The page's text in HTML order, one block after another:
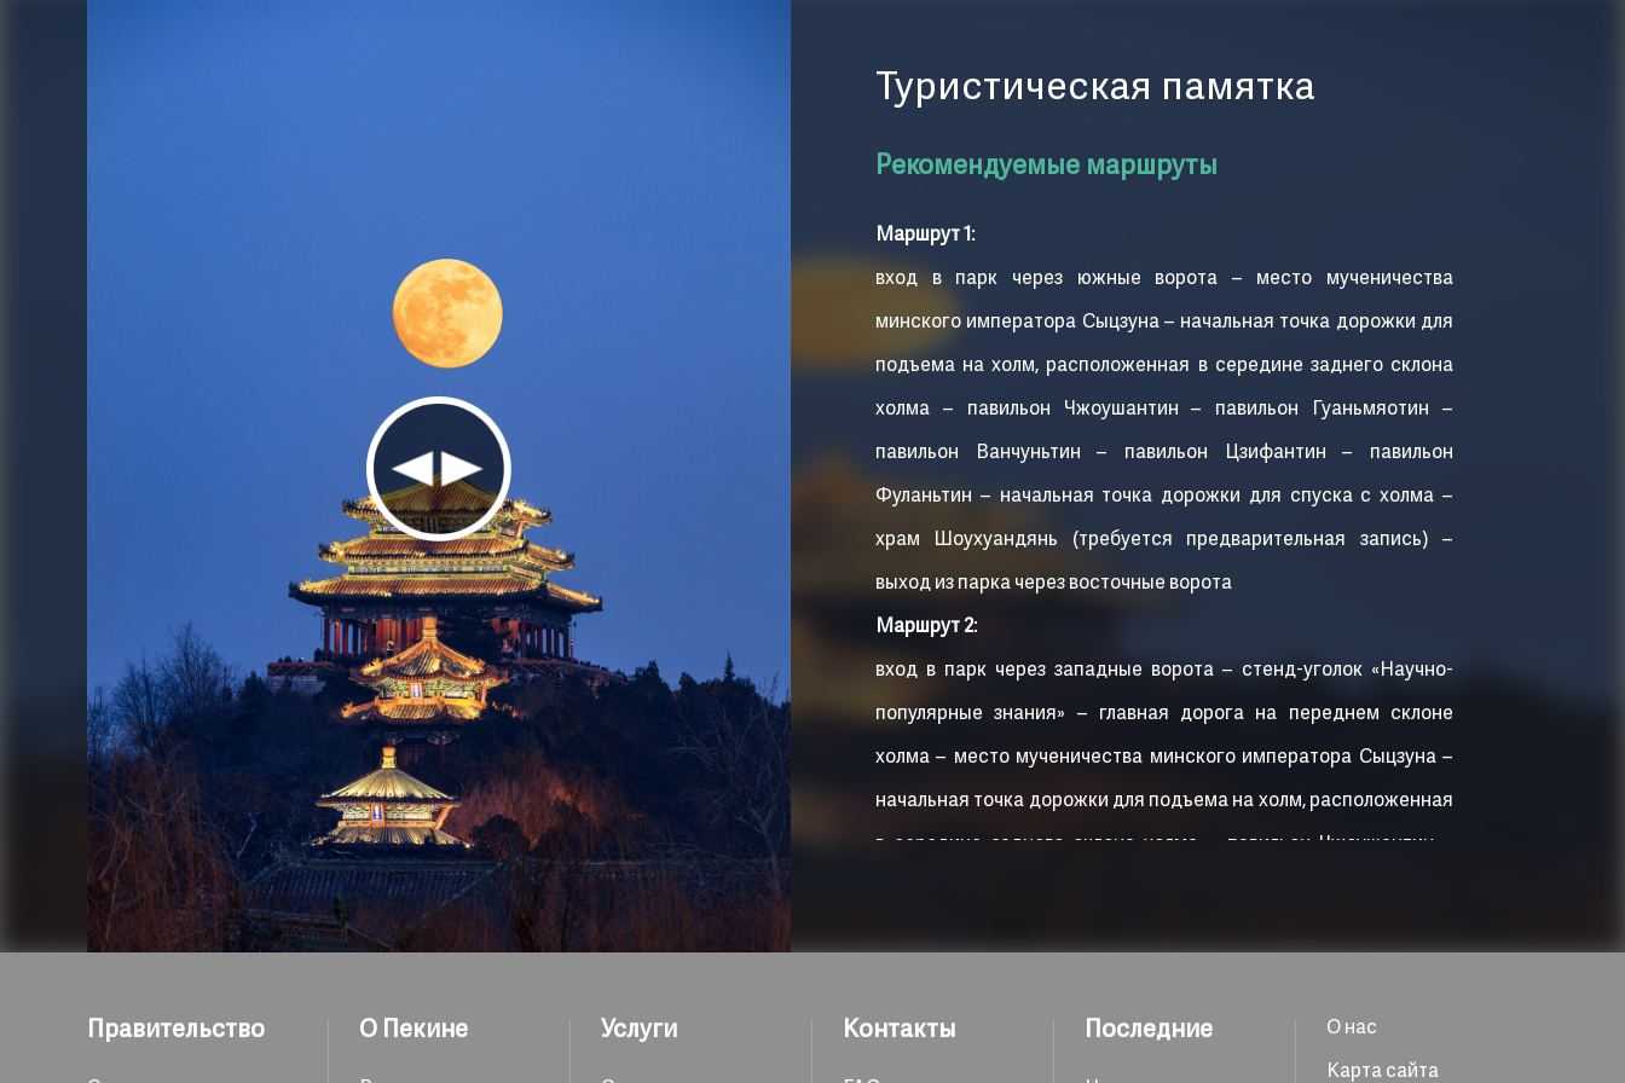
Туристическая памятка
Рекомендуемые маршруты
Маршрут 1:
вход в парк через южные ворота – место мученичества
минского императора Сыцзуна – начальная точка дорожки для
подъема на холм, расположенная в середине заднего склона
холма – павильон Чжоушантин – павильон Гуаньмяотин –
павильон Ванчуньтин – павильон Цзифантин – павильон
Фуланьтин – начальная точка дорожки для спуска с холма –
храм Шоухуандянь (требуется предварительная запись) –
выход из парка через восточные ворота
Маршрут 2:
вход в парк через западные ворота – стенд-уголок «Научно-
популярные знания» – главная дорога на переднем склоне
холма – место мученичества минского императора Сыцзуна –
начальная точка дорожки для подъема на холм, расположенная
в середине заднего склона холма – павильон Чжоушантин –
Маршрут 3
вход в парк через восточные ворота – храм Шоухуандянь
Правительство О Пекине Услуги Контакты Последние
О нас
Карта сайта